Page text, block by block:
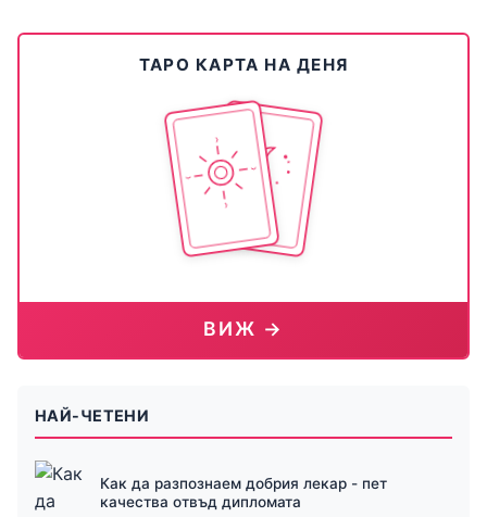
ТАРО КАРТА НА ДЕНЯ
ВИЖ →
НАЙ-ЧЕТЕНИ
Как да разпознаем добрия лекар - пет
качества отвъд дипломата